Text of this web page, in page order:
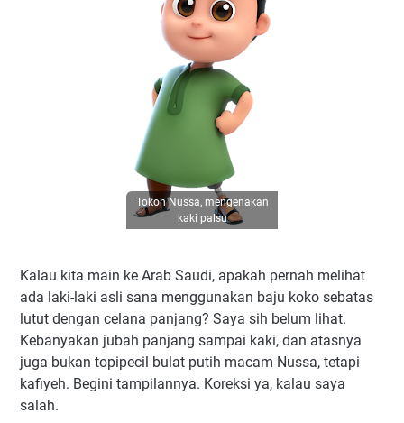
Tokoh Nussa, mengenakan
kaki palsu
Kalau kita main ke Arab Saudi, apakah pernah melihat
ada laki-laki asli sana menggunakan baju koko sebatas
lutut dengan celana panjang? Saya sih belum lihat.
Kebanyakan jubah panjang sampai kaki, dan atasnya
juga bukan topipecil bulat putih macam Nussa, tetapi
kafiyeh. Begini tampilannya. Koreksi ya, kalau saya
salah.